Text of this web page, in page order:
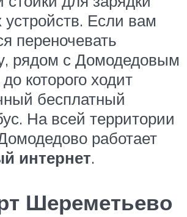
Если вам
переночевать
рядом с Домодедовым
которого ходит
бесплатный
На всей территории
работает
интернет.
Шереметьево